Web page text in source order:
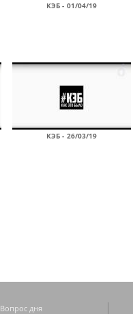
КЭБ - 01/04/19
КЭБ - 26/03/19
Вопрос дня